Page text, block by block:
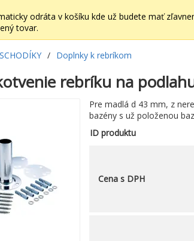
odráta v košíku kde už budete mať
tovar.
/ Doplnky k rebríkom
rebríku na
Pre madlá d 43 mm, z
bazény s už položenou
ID produktu
Cena s DPH